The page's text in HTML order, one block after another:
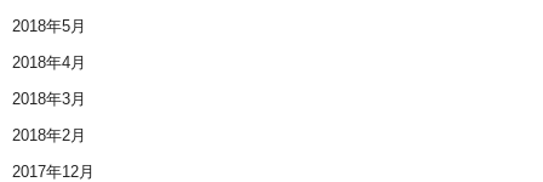
2018年5月
2018年4月
2018年3月
2018年2月
2017年12月